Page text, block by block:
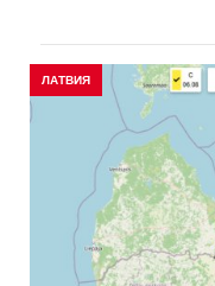
ЛАТВИЯ